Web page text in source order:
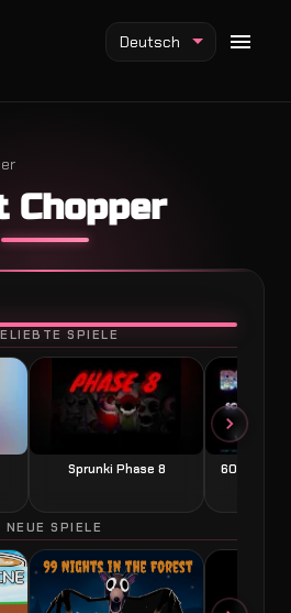
Mod
Incredibox Mod
Sprunki Mod
Deutsch
Chopper
SPIELE
Sprunki Phase 8 60
SPIELEN
NEUE SPIELE